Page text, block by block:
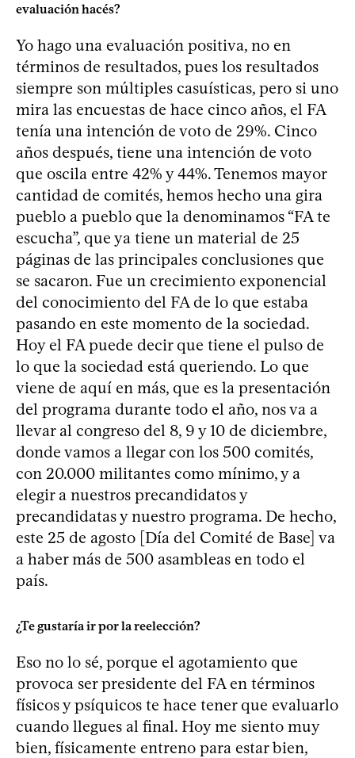
evaluación hacés?
Yo hago una evaluación positiva, no en
términos de resultados, pues los resultados
siempre son múltiples casuísticas, pero si uno
mira las encuestas de hace cinco años, el FA
tenía una intención de voto de 29%. Cinco
años después, tiene una intención de voto
que oscila entre 42% y 44%. Tenemos mayor
cantidad de comités, hemos hecho una gira
pueblo a pueblo que la denominamos “FA te
escucha”, que ya tiene un material de 25
páginas de las principales conclusiones que
se sacaron. Fue un crecimiento exponencial
del conocimiento del FA de lo que estaba
pasando en este momento de la sociedad.
Hoy el FA puede decir que tiene el pulso de
lo que la sociedad está queriendo. Lo que
viene de aquí en más, que es la presentación
del programa durante todo el año, nos va a
llevar al congreso del 8, 9 y 10 de diciembre,
donde vamos a llegar con los 500 comités,
con 20.000 militantes como mínimo, y a
elegir a nuestros precandidatos y
precandidatas y nuestro programa. De hecho,
este 25 de agosto [Día del Comité de Base] va
a haber más de 500 asambleas en todo el
país.
¿Te gustaría ir por la reelección?
Eso no lo sé, porque el agotamiento que
provoca ser presidente del FA en términos
físicos y psíquicos te hace tener que evaluarlo
cuando llegues al final. Hoy me siento muy
bien, físicamente entreno para estar bien,